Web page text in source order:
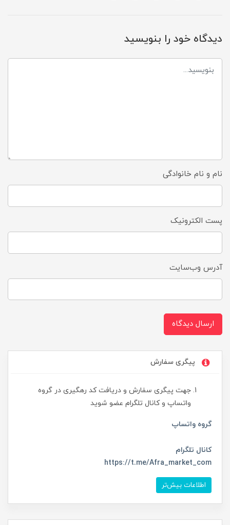
دیدگاه خود را بنویسید
نام و نام خانوادگی
پست الکترونیک
آدرس وب‌سایت
ارسال دیدگاه
پیگری سفارش
جهت پیگری سفارش و دریافت کد رهگیری در گروه
واتساپ و کانال تلگرام عضو شوید
گروه واتساپ
کانال تلگرام
https://t.me/Afra_market_com
اطلاعات بیش‌تر